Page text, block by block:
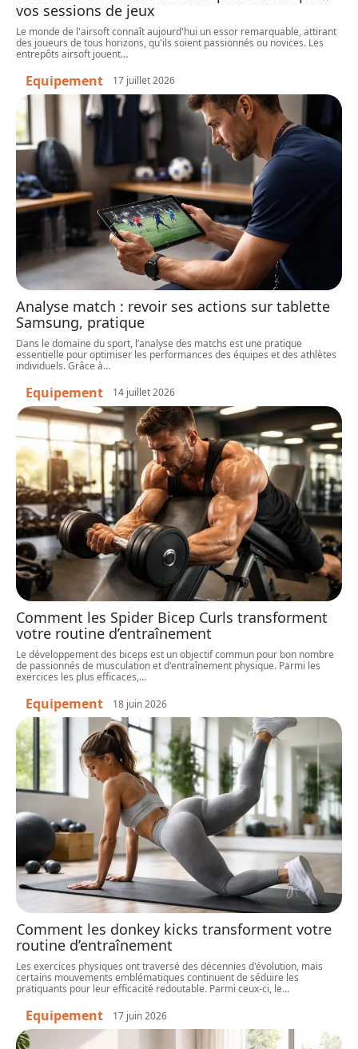
vos sessions de jeux
Le monde de l'airsoft connaît aujourd'hui un essor remarquable, attirant
des joueurs de tous horizons, qu'ils soient passionnés ou novices. Les
entrepôts airsoft jouent…
Equipement 17 juillet 2026
Analyse match : revoir ses actions sur tablette
Samsung, pratique
Dans le domaine du sport, l’analyse des matchs est une pratique
essentielle pour optimiser les performances des équipes et des athlètes
individuels. Grâce à…
Equipement 14 juillet 2026
Comment les Spider Bicep Curls transforment
votre routine d’entraînement
Le développement des biceps est un objectif commun pour bon nombre
de passionnés de musculation et d'entraînement physique. Parmi les
exercices les plus efficaces,…
Equipement 18 juin 2026
Comment les donkey kicks transforment votre
routine d’entraînement
Les exercices physiques ont traversé des décennies d'évolution, mais
certains mouvements emblématiques continuent de séduire les
pratiquants pour leur efficacité redoutable. Parmi ceux-ci, le…
Equipement 17 juin 2026